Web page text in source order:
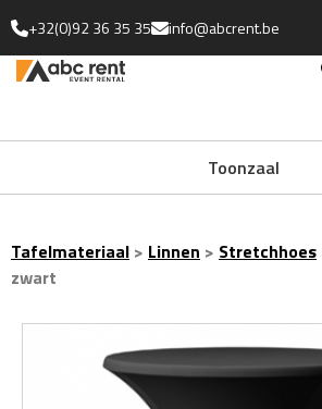
+32(0)92 36 35 35 info@abcrent.be
Toonzaal
Uitgebreide collectie
Tafelmateriaal > Linnen > Stretchhoes
zwart